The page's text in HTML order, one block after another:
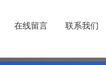
在线留言 联系我们